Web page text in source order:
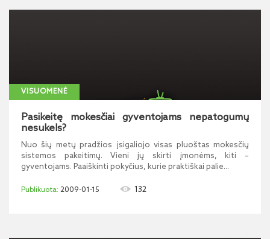
VISUOMENĖ
Pasikeitę mokesčiai gyventojams nepatogumų
nesukels?
Nuo šių metų pradžios įsigaliojo visas pluoštas mokesčių
sistemos pakeitimų. Vieni jų skirti įmonėms, kiti –
gyventojams. Paaiškinti pokyčius, kurie praktiškai palie...
2009-01-15 132